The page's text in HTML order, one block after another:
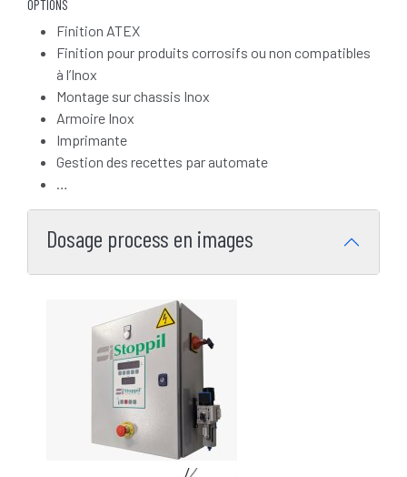
OPTIONS
Finition ATEX
Finition pour produits corrosifs ou non compatibles
à l’Inox
Montage sur chassis Inox
Armoire Inox
Imprimante
Gestion des recettes par automate
Dosage process en images